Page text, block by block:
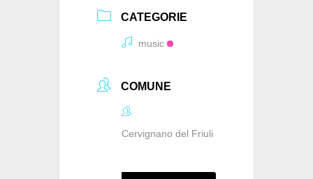
CATEGORIE
music
COMUNE
Cervignano del Friuli